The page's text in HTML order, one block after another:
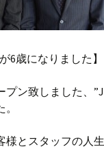
6歳になりました】
プン致しました、
様とスタッフの人